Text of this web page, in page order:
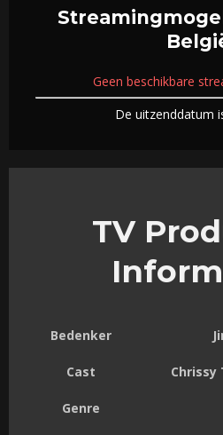
Geen beschikbare
De uitzenddatum
TV
Bedenker
Cast Chrissy
Genre